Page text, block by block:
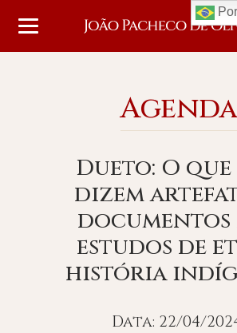
Agenda
Dueto: O
dizem
documentos
estudos de
história
Data: 22/04/